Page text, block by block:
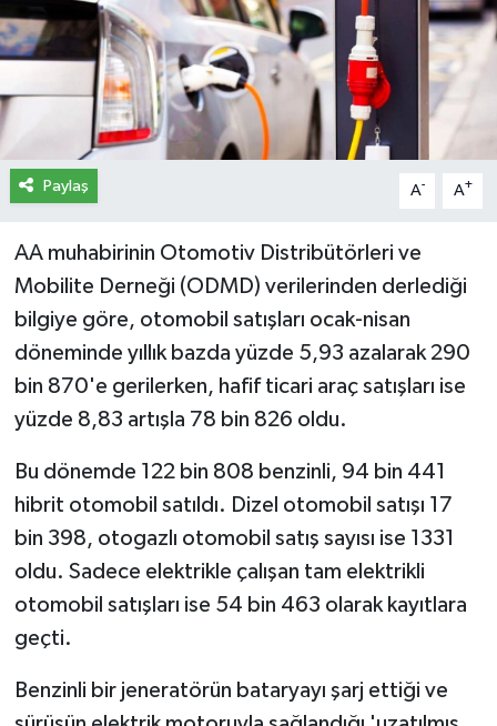
Paylaş A- A+
AA muhabirinin Otomotiv Distribütörleri ve
Mobilite Derneği (ODMD) verilerinden derlediği
bilgiye göre, otomobil satışları ocak-nisan
döneminde yıllık bazda yüzde 5,93 azalarak 290
bin 870'e gerilerken, hafif ticari araç satışları ise
yüzde 8,83 artışla 78 bin 826 oldu.
Bu dönemde 122 bin 808 benzinli, 94 bin 441
hibrit otomobil satıldı. Dizel otomobil satışı 17
bin 398, otogazlı otomobil satış sayısı ise 1331
oldu. Sadece elektrikle çalışan tam elektrikli
otomobil satışları ise 54 bin 463 olarak kayıtlara
geçti.
Benzinli bir jeneratörün bataryayı şarj ettiği ve